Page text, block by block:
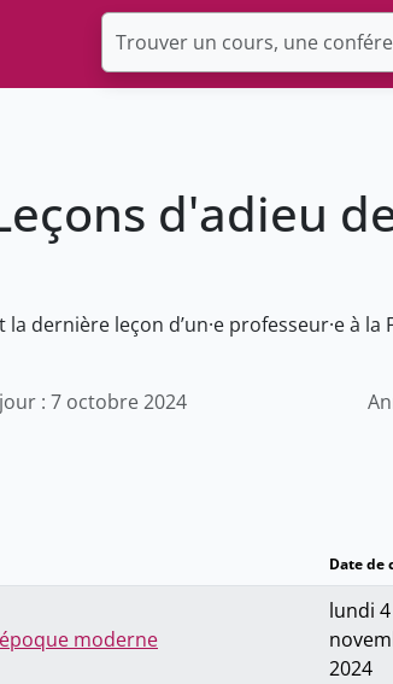
Dropdown
d'adieu
dernière leçon d’un·e professeur·e à
: 7 octobre 2024
Date de
moderne
lundi 4
2024